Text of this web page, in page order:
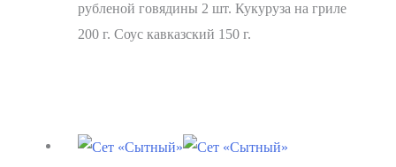
рубленой говядины 2 шт. Кукуруза на гриле
200 г. Соус кавказский 150 г.